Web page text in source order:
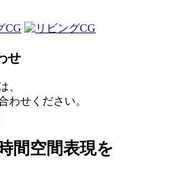
せ
、
わせください。
間空間表現を